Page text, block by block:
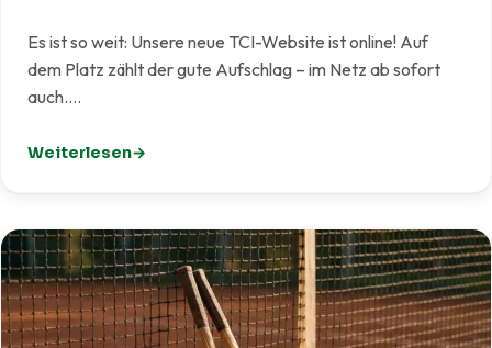
Es ist so weit: Unsere neue TCI-Website ist online! Auf
dem Platz zählt der gute Aufschlag – im Netz ab sofort
auch.…
Weiterlesen
: Unsere neue Website ist live!